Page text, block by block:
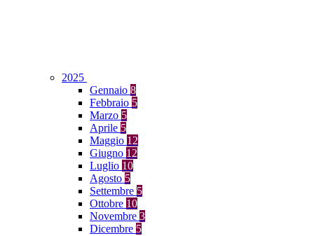
2025
Gennaio 8
Febbraio 5
Marzo 5
Aprile 5
Maggio 12
Giugno 12
Luglio 10
Agosto 5
Settembre 5
Ottobre 10
Novembre 3
Dicembre 5